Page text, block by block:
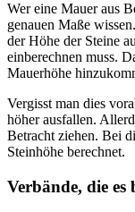
Wer eine Mauer aus
genauen Maße
der Höhe der Steine
einberechnen muss.
Mauerhöhe
Vergisst man dies
höher ausfallen.
Betracht ziehen. Bei
Steinhöhe berechnet.
Verbände, die